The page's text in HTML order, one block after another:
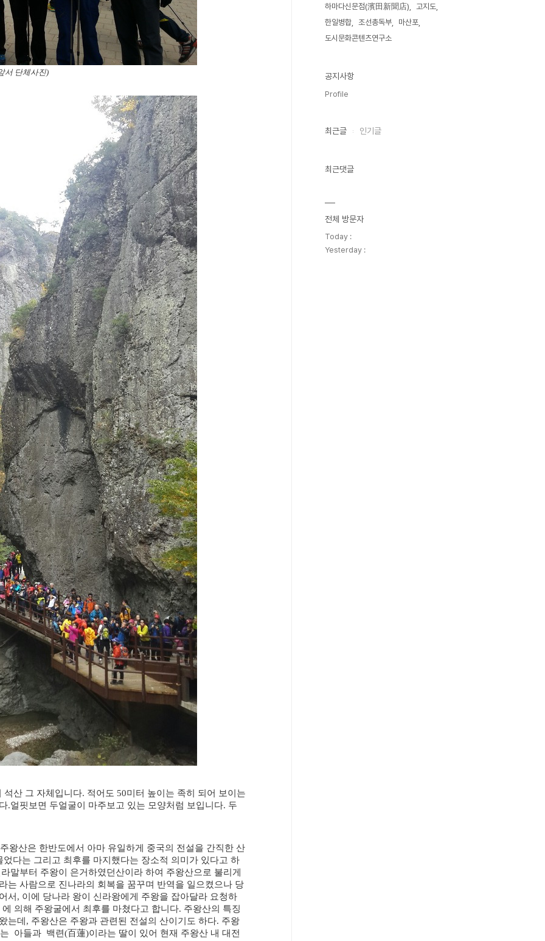
서 단체사진)
산 그 자체입니다. 적어도 50미터 높이는 족히 되어 보이는
.얼핏보면 두얼굴이 마주보고 있는 모양처럼 보입니다. 두
왕산은 한반도에서 아마 유일하게 중국의 전설을 간직한 산
다는 그리고 최후를 마지했다는 장소적 의미가 있다고 하
말부터 주왕이 은거하였던산이라 하여 주왕산으로 불리게
는 사람으로 진나라의 회복을 꿈꾸며 반역을 일으켰으나 당
서, 이에 당나라 왕이 신라왕에게 주왕을 잡아달라 요청하
의해 주왕굴에서 최후를 마쳤다고 합니다. 주왕산의 특징
는데, 주왕산은 주왕과 관련된 전설의 산이기도 하다. 주왕
아들과 백련(百蓮)이라는 딸이 있어 현재 주왕산 내 대전
하마다신문점(濱田新聞店)
고지도
한일병합
조선총독부
마산포
도시문화콘텐츠연구소
공지사항
Profile
최근글 인기글
최근댓글
전체 방문자
Today :
Yesterday :